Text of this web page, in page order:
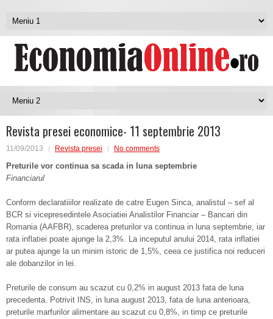
Revista presei economice- 11 septembrie 2013
11/09/2013 Revista presei No comments
Preturile vor continua sa scada in luna septembrie
Financiarul
Conform declaratiiilor realizate de catre Eugen Sinca, analistul – sef al
BCR si vicepresedintele Asociatiei Analistilor Financiar – Bancari din
Romania (AAFBR), scaderea preturilor va continua in luna septembrie, iar
rata inflatiei poate ajunge la 2,3%. La inceputul anului 2014, rata inflatiei
ar putea ajunge la un minim istoric de 1,5%, ceea ce justifica noi reduceri
ale dobanzilor in lei.
Preturile de consum au scazut cu 0,2% in august 2013 fata de luna
precedenta. Potrivit INS, in luna august 2013, fata de luna anterioara,
preturile marfurilor alimentare au scazut cu 0,8%, in timp ce preturile